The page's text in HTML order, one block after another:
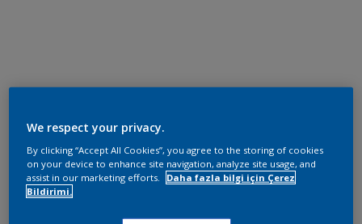
We respect your privacy.
By clicking “Accept All Cookies”, you agree to the storing of cookies
on your device to enhance site navigation, analyze site usage, and
assist in our marketing efforts.
Daha fazla bilgi için Çerez
Bildirimi.